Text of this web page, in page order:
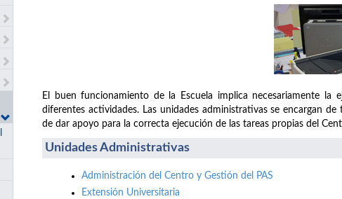
El buen funcionamiento de la Escuela implica necesariamente
diferentes actividades. Las unidades administrativas se encargan
de dar apoyo para la correcta ejecución de las tareas propias del
Unidades Administrativas
Administración del Centro y Gestión del PAS
Extensión Universitaria